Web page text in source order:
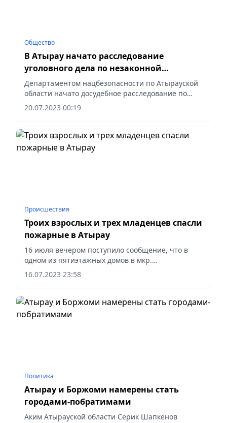
Общество
В Атырау начато расследование
уголовного дела по незаконной
миграции – КНБ РК
Департаментом нацбезопасности по Атырауской
области начато досудебное расследование по
части 2 статьи 394 Уголовного кодекса РК
(организация незаконной миграции).
20.07.2023 00:19
Происшествия
Троих взрослых и трех младенцев спасли
пожарные в Атырау
16 июля вечером поступило сообщение, что в
одном из пятиэтажных домов в мкр.
Привокзальный г. Атырау горит балкон. Прибыв к
месту вызова, пожарные в считаные минуты
16.07.2023 23:58
Политика
Атырау и Боржоми намерены стать
городами-побратимами
Аким Атырауской области Серик Шапкенов